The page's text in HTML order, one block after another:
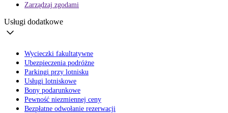
Zarządzaj zgodami
Usługi dodatkowe
Wycieczki fakultatywne
Ubezpieczenia podróżne
Parkingi przy lotnisku
Usługi lotniskowe
Bony podarunkowe
Pewność niezmiennej ceny
Bezpłatne odwołanie rezerwacji